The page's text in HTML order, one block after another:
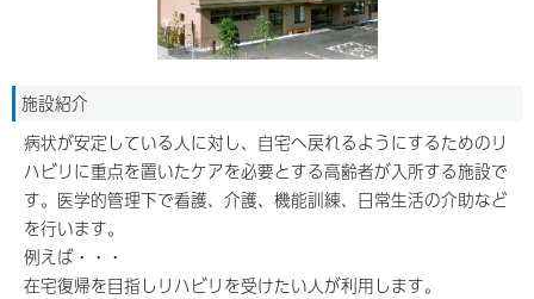
施設紹介
病状が安定している人に対し、自宅へ戻れるようにするためのリ
ハビリに重点を置いたケアを必要とする高齢者が入所する施設で
す。医学的管理下で看護、介護、機能訓練、日常生活の介助など
を行います。
例えば・・・
在宅復帰を目指しリハビリを受けたい人が利用します。